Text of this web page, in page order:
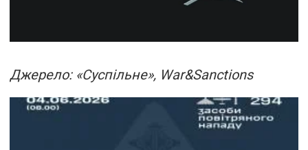
Джерело: «Суспільне», War&Sanctions